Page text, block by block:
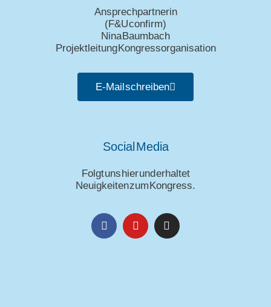
Ansprechpartnerin
(F&U confirm)
Nina Baumbach
Projektleitung Kongressorganisation
E-Mail schreiben
Social Media
Folgt uns hier und erhaltet
Neuigkeiten zum Kongress.